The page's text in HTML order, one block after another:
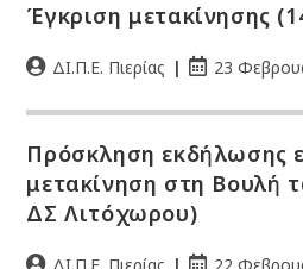
Έγκριση μετακίνησης
ΔΙ.Π.Ε. Πιερίας 23
Πρόσκληση εκδήλωσης
μετακίνηση στη Βουλή
ΔΣ Λιτόχωρου)